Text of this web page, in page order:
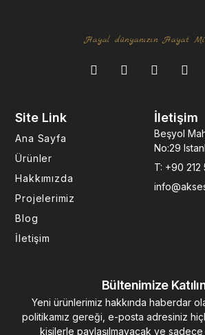
Hayal dünyanızın Hayat
F
I
L
e
d
i
n
-
i
n
Y
u
b
e
Site Link
Ana Sayfa
Ürünler
Hakkımızda
Projelerimiz
Blog
İletişim
İletişim
Beşyol
No:29
T: +90
Bültenimize
Yeni ürünlerimiz hakkında haberdar
politikamız gereği, e-posta adresiniz
kişilerle paylaşılmayacak ve